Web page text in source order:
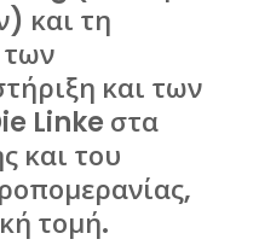
και τη
και των
Linke στα
και του
τομή.